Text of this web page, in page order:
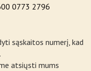
0773 2796
sąskaitos numerį, kad
atsiųsti mums